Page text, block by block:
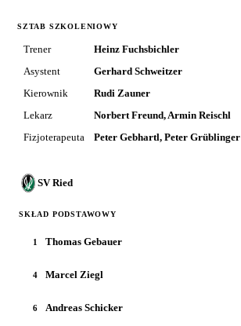
SZTAB SZKOLENIOWY
Trener
Heinz Fuchsbichler
Asystent
Gerhard Schweitzer
Kierownik
Rudi Zauner
Lekarz
Norbert Freund, Armin Reischl
Fizjoterapeuta
Peter Gebhartl, Peter Grüblinger
SV Ried
SKŁAD PODSTAWOWY
1 Thomas Gebauer
4 Marcel Ziegl
6 Andreas Schicker